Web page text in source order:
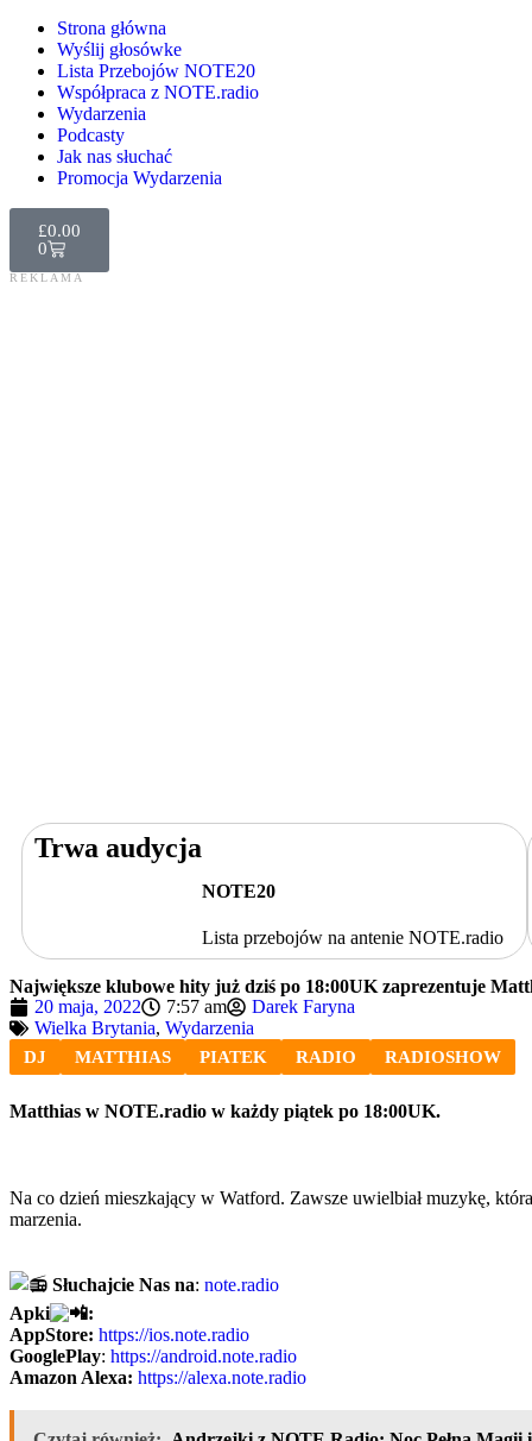
Strona główna
Wyślij głosówke
Lista Przebojów NOTE20
Współpraca z NOTE.radio
Wydarzenia
Podcasty
Jak nas słuchać
Promocja Wydarzenia
£0.00
0
Trwa audycja
NOTE20
Lista przebojów na antenie NOTE.radio
Największe klubowe hity już dziś po 18:00UK zaprezentuje
20 maja, 2022
7:57 am
Darek Faryna
Wielka Brytania, Wydarzenia
DJ MATTHIAS PIATEK RADIO RADIOSHOW
Matthias w NOTE.radio w każdy piątek po 18:00UK.
Na co dzień mieszkający w Watford. Zawsze uwielbiał muzykę,
marzenia.
Słuchajcie Nas na: note.radio
Apki
:
AppStore: https://ios.note.radio
GooglePlay: https://android.note.radio
Amazon Alexa: https://alexa.note.radio